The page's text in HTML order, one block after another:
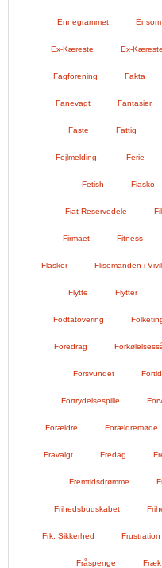
Ennegrammet Ensom
Ex-Kæreste Ex-
Fagforening Fakta
Fanevagt Fantasier
Faste Fattig
Fejlmelding. Ferie
Fetish Fiasko
Fiat Reservedele
Firmaet Fitness
Flasker Flisemanden i
Flytte Flytter
Fodtatovering
Foredrag
Forsvundet Fortid
Fortrydelsespille
Forældre Forældremøde
Fravalgt Fredag
Fremtidsdrømme
Frihedsbudskabet
Frk. Sikkerhed Frustration
Fråspenge Fræk